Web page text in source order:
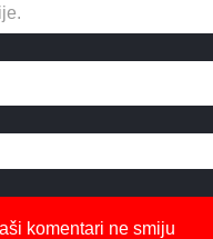
komentari ne smiju